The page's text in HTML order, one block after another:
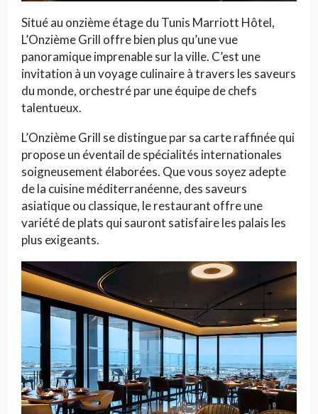
Situé au onzième étage du Tunis Marriott Hôtel,
L’Onzième Grill offre bien plus qu’une vue
panoramique imprenable sur la ville. C’est une
invitation à un voyage culinaire à travers les saveurs
du monde, orchestré par une équipe de chefs
talentueux.
L’Onzième Grill se distingue par sa carte raffinée qui
propose un éventail de spécialités internationales
soigneusement élaborées. Que vous soyez adepte
de la cuisine méditerranéenne, des saveurs
asiatique ou classique, le restaurant offre une
variété de plats qui sauront satisfaire les palais les
plus exigeants.